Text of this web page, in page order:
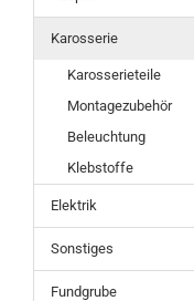
Karosserie
Karosserieteile
Montagezubehör
Beleuchtung
Klebstoffe
Elektrik
Sonstiges
Fundgrube